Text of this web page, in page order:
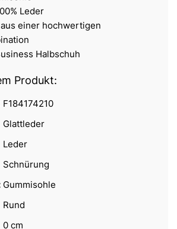
Leder
einer hochwertigen
Halbschuh
Produkt:
F184174210
Glattleder
Leder
Schnürung
Gummisohle
Rund
0 cm